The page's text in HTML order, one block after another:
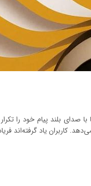
صدای بلند پیام خود را
کاربران یاد گرفته‌اند